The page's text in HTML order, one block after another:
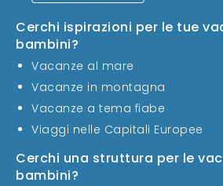
Cerchi ispirazioni per le tue
bambini?
Vacanze al mare
Vacanze in montagna
Vacanze a tema fiabe
Viaggi nelle Capitali Europee
Cerchi una struttura per le
bambini?